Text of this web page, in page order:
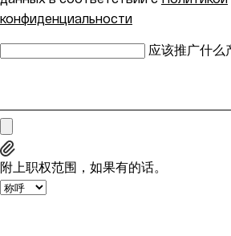
конфиденциальности
应该推广什么
附上职权范围，如果有的话。